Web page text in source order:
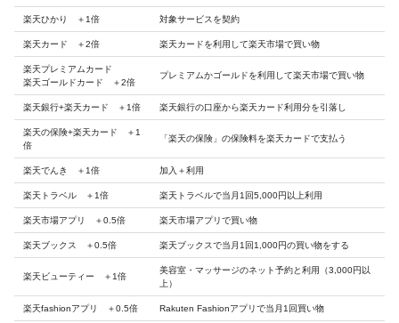
楽天ひかり ＋1倍 対象サービスを契約
楽天カード ＋2倍 楽天カードを利用して楽天市場で買い物
楽天プレミアムカード
楽天ゴールドカード ＋2倍
プレミアムかゴールドを利用して楽天市場で買い物
楽天銀行+楽天カード ＋1倍 楽天銀行の口座から楽天カード利用分を引落し
楽天の保険+楽天カード ＋1
倍
「楽天の保険」の保険料を楽天カードで支払う
楽天でんき ＋1倍 加入＋利用
楽天トラベル ＋1倍 楽天トラベルで当月1回5,000円以上利用
楽天市場アプリ ＋0.5倍 楽天市場アプリで買い物
楽天ブックス ＋0.5倍 楽天ブックスで当月1回1,000円の買い物をする
楽天ビューティー ＋1倍
美容室・マッサージのネット予約と利用（3,000円以
上）
楽天fashionアプリ ＋0.5倍 Rakuten Fashionアプリで当月1回買い物